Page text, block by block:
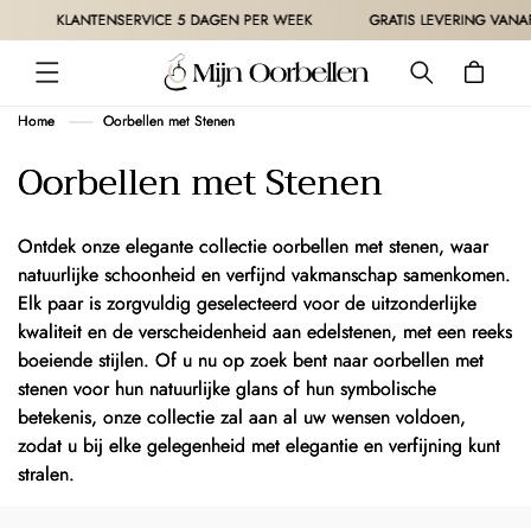
METEEN
NAAR DE
CONTENT
KLANTENSERVICE 5 DAGEN PER WEEK GRATIS LEVERING VANAF
Winkelwagen
Home Oorbellen met Stenen
C
l
l
e
c
t
i
e
Oorbellen met Stenen
Ontdek onze elegante collectie oorbellen met stenen, waar
natuurlijke schoonheid en verfijnd vakmanschap samenkomen.
Elk paar is zorgvuldig geselecteerd voor de uitzonderlijke
kwaliteit en de verscheidenheid aan edelstenen, met een reeks
boeiende stijlen. Of u nu op zoek bent naar oorbellen met
stenen voor hun natuurlijke glans of hun symbolische
betekenis, onze collectie zal aan al uw wensen voldoen,
zodat u bij elke gelegenheid met elegantie en verfijning kunt
stralen.